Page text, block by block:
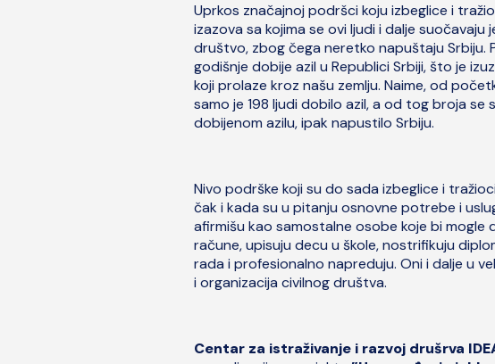
Uprkos značajnoj podršci koju izbeglice i
izazova sa kojima se ovi ljudi i dalje
društvo, zbog čega neretko napuštaju Srbiju.
godišnje dobije azil u Republici Srbiji, što je
koji prolaze kroz našu zemlju. Naime, od
samo je 198 ljudi dobilo azil, a od tog broja se
dobijenom azilu, ipak napustilo Srbiju.
Nivo podrške koji su do sada izbeglice i
čak i kada su u pitanju osnovne potrebe i
afirmišu kao samostalne osobe koje bi mogle
račune, upisuju decu u škole, nostrifikuju
rada i profesionalno napreduju. Oni i dalje u
i organizacija civilnog društva.
Centar za istraživanje i razvoj drušrva